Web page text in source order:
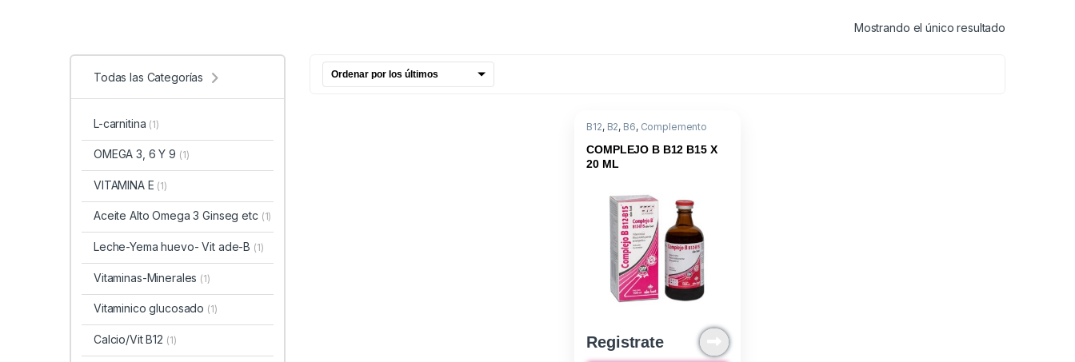
Mostrando el único resultado
B12, B2, B6, Complemento
Medicamentos
B1
COMPLEJO B B12 B15 X
20 ML
Registrate
Todas las Categorías
L-carnitina (1)
OMEGA 3, 6 Y 9 (1)
VITAMINA E (1)
Aceite Alto Omega 3 Ginseg etc (1)
Leche-Yema huevo- Vit ade-B (1)
Vitaminas-Minerales (1)
Vitaminico glucosado (1)
Calcio/Vit B12 (1)